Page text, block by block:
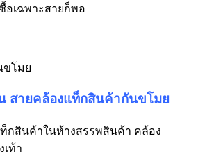
อเฉพาะสายก็พอ
ขโมย
สายคล้องแท็กสินค้ากันขโมย
กสินค้าในห้างสรรพสินค้า คล้อง
เท้า